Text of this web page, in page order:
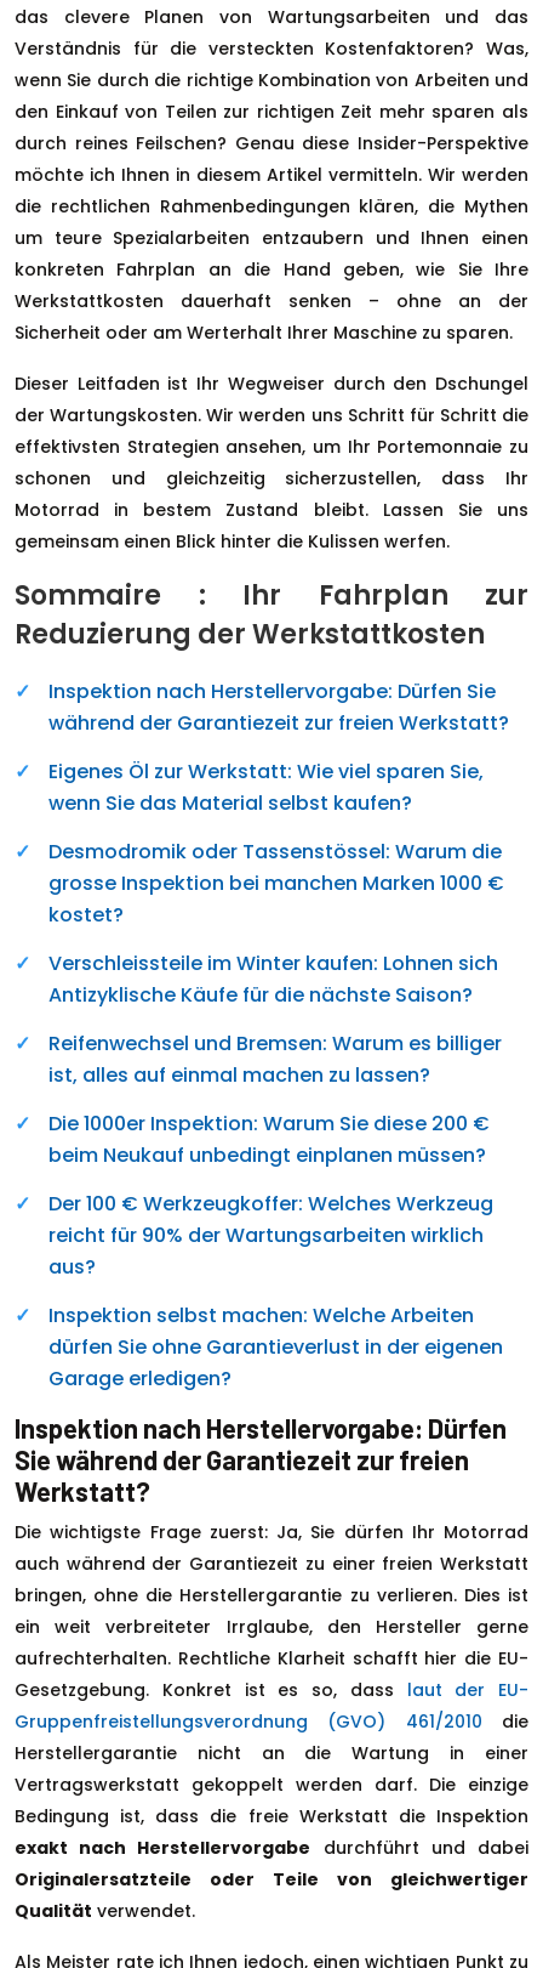
das clevere Planen von Wartungsarbeiten und das
Verständnis für die versteckten Kostenfaktoren? Was,
wenn Sie durch die richtige Kombination von Arbeiten und
den Einkauf von Teilen zur richtigen Zeit mehr sparen als
durch reines Feilschen? Genau diese Insider-Perspektive
möchte ich Ihnen in diesem Artikel vermitteln. Wir werden
die rechtlichen Rahmenbedingungen klären, die Mythen
um teure Spezialarbeiten entzaubern und Ihnen einen
konkreten Fahrplan an die Hand geben, wie Sie Ihre
Werkstattkosten dauerhaft senken – ohne an der
Sicherheit oder am Werterhalt Ihrer Maschine zu sparen.
Dieser Leitfaden ist Ihr Wegweiser durch den Dschungel
der Wartungskosten. Wir werden uns Schritt für Schritt die
effektivsten Strategien ansehen, um Ihr Portemonnaie zu
schonen und gleichzeitig sicherzustellen, dass Ihr
Motorrad in bestem Zustand bleibt. Lassen Sie uns
gemeinsam einen Blick hinter die Kulissen werfen.
Sommaire : Ihr Fahrplan zur
Reduzierung der Werkstattkosten
Inspektion nach Herstellervorgabe: Dürfen Sie
während der Garantiezeit zur freien Werkstatt?
Eigenes Öl zur Werkstatt: Wie viel sparen Sie,
wenn Sie das Material selbst kaufen?
Desmodromik oder Tassenstössel: Warum die
grosse Inspektion bei manchen Marken 1000 €
kostet?
Verschleissteile im Winter kaufen: Lohnen sich
Antizyklische Käufe für die nächste Saison?
Reifenwechsel und Bremsen: Warum es billiger
ist, alles auf einmal machen zu lassen?
Die 1000er Inspektion: Warum Sie diese 200 €
beim Neukauf unbedingt einplanen müssen?
Der 100 € Werkzeugkoffer: Welches Werkzeug
reicht für 90% der Wartungsarbeiten wirklich
aus?
Inspektion selbst machen: Welche Arbeiten
dürfen Sie ohne Garantieverlust in der eigenen
Garage erledigen?
Inspektion nach Herstellervorgabe: Dürfen
Sie während der Garantiezeit zur freien
Werkstatt?
Die wichtigste Frage zuerst: Ja, Sie dürfen Ihr Motorrad
auch während der Garantiezeit zu einer freien Werkstatt
bringen, ohne die Herstellergarantie zu verlieren. Dies ist
ein weit verbreiteter Irrglaube, den Hersteller gerne
aufrechterhalten. Rechtliche Klarheit schafft hier die EU-
Gesetzgebung. Konkret ist es so, dass laut der EU-
Gruppenfreistellungsverordnung (GVO) 461/2010 die
Herstellergarantie nicht an die Wartung in einer
Vertragswerkstatt gekoppelt werden darf. Die einzige
Bedingung ist, dass die freie Werkstatt die Inspektion
exakt nach Herstellervorgabe durchführt und dabei
Originalersatzteile oder Teile von gleichwertiger
Qualität verwendet.
Als Meister rate ich Ihnen jedoch, einen wichtigen Punkt zu